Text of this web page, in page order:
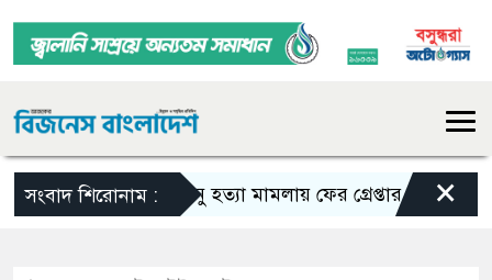
সংবাদ শিরোনাম :তনু হত্যা মামলায় ফের গ্রেপ্তার সাবেক ×